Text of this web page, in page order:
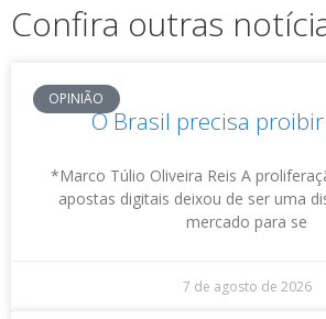
Confira outras
OPINIÃO
O Brasil precisa
*Marco Túlio Oliveira Reis A
apostas digitais deixou de ser uma
mercado para se
7 de agosto de 2026